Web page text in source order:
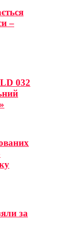
–
032
за